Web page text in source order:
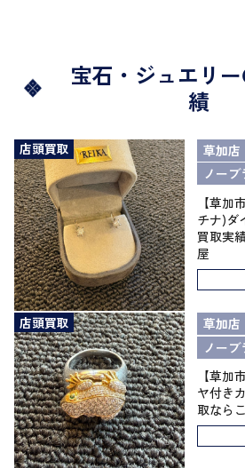
宝石・ジュエリ
績
店頭買取 草加店
ノーブ
【草
チナ)ダ
買取実
屋
店頭買取
草加店
ノーブ
【草加
ヤ付き
取なら